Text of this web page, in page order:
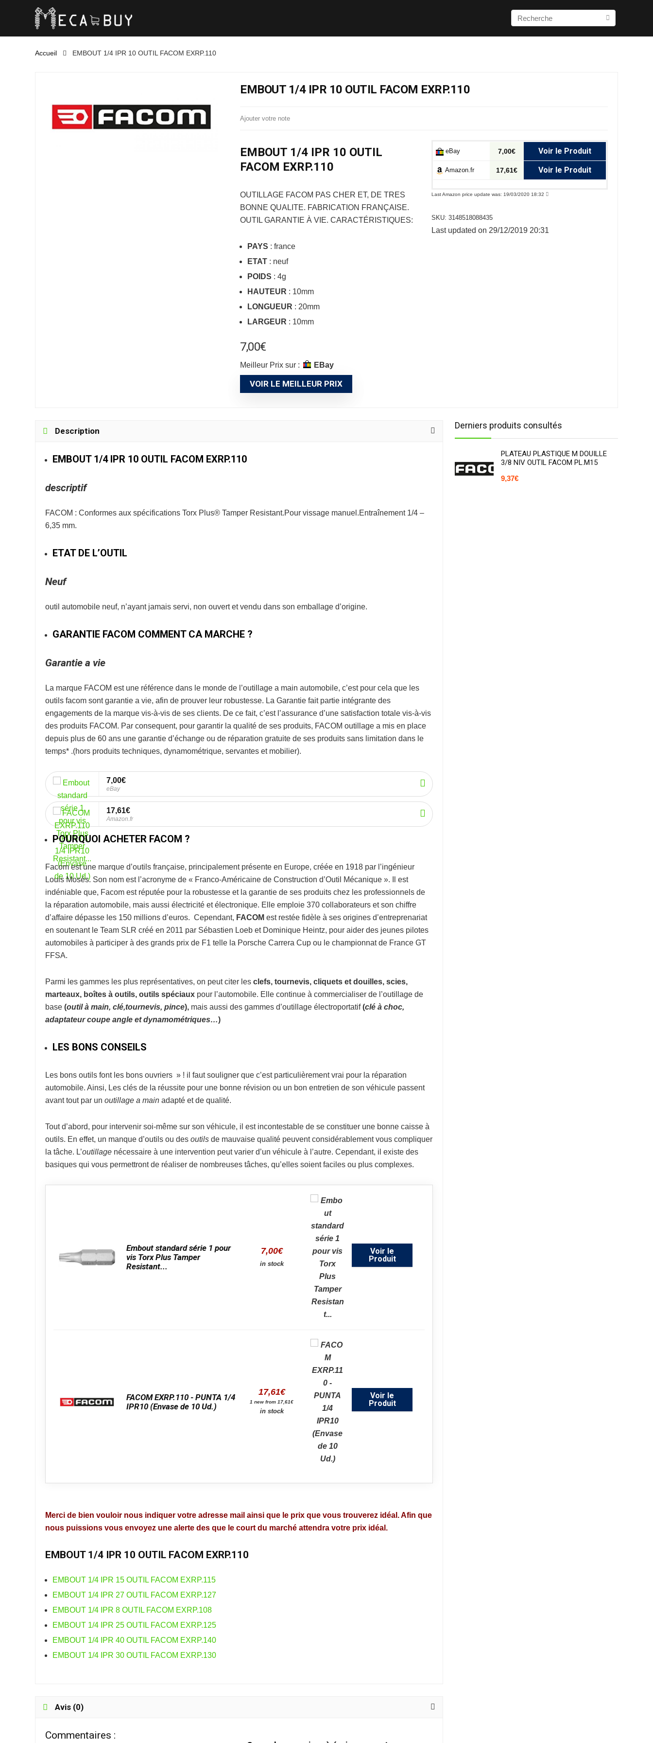
Accueil EMBOUT 1/4 IPR 10 OUTIL FACOM EXRP.110
EMBOUT 1/4 IPR 10 OUTIL FACOM EXRP.110
Ajouter votre note
EMBOUT 1/4 IPR 10 OUTIL
FACOM EXRP.110
OUTILLAGE FACOM PAS CHER ET, DE TRES
BONNE QUALITE. FABRICATION FRANÇAISE.
OUTIL GARANTIE À VIE. CARACTÉRISTIQUES:
PAYS : france
ETAT : neuf
POIDS : 4g
HAUTEUR : 10mm
LONGUEUR : 20mm
LARGEUR : 10mm
7,00€
Meilleur Prix sur : eBay
VOIR LE MEILLEUR PRIX
eBay 7,00€ Voir le Produit
Amazon.fr 17,61€ Voir le Produit
Last Amazon price update was: 19/03/2020 18:32
SKU: 3148518088435
Last updated on 29/12/2019 20:31
Description
EMBOUT 1/4 IPR 10 OUTIL FACOM EXRP.110
descriptif
FACOM : Conformes aux spécifications Torx Plus® Tamper Resistant.Pour vissage manuel.Entraînement 1/4 –
6,35 mm.
ETAT DE L’OUTIL
Neuf
outil automobile neuf, n’ayant jamais servi, non ouvert et vendu dans son emballage d’origine.
GARANTIE FACOM COMMENT CA MARCHE ?
Garantie a vie
La marque FACOM est une référence dans le monde de l’outillage a main automobile, c’est pour cela que les
outils facom sont garantie a vie, afin de prouver leur robustesse. La Garantie fait partie intégrante des
engagements de la marque vis-à-vis de ses clients. De ce fait, c’est l’assurance d’une satisfaction totale vis-à-vis
des produits FACOM. Par consequent, pour garantir la qualité de ses produits, FACOM outillage a mis en place
depuis plus de 60 ans une garantie d’échange ou de réparation gratuite de ses produits sans limitation dans le
temps* .(hors produits techniques, dynamométrique, servantes et mobilier).
7,00€
eBay
17,61€
Amazon.fr
POURQUOI ACHETER FACOM ?
Facomest une marque d’outils française, principalement présente en Europe, créée en 1918 par l’ingénieur
Louis Mosés. Son nom est l’acronyme de « Franco-Américaine de Construction d’Outil Mécanique ». Il est
indéniable que, Facom est réputée pour la robustesse et la garantie de ses produits chez les professionnels de
la réparation automobile, mais aussi électricité et électronique. Elle emploie 370 collaborateurs et son chiffre
d’affaire dépasse les 150 millions d’euros. Cependant, FACOM est restée fidèle à ses origines d’entreprenariat
en soutenant le Team SLR créé en 2011 par Sébastien Loeb et Dominique Heintz, pour aider des jeunes pilotes
automobiles à participer à des grands prix de F1 telle la Porsche Carrera Cup ou le championnat de France GT
FFSA.
Parmi les gammes les plus représentatives, on peut citer les clefs, tournevis, cliquets et douilles, scies,
marteaux, boîtes à outils, outils spéciaux pour l’automobile. Elle continue à commercialiser de l’outillage de
base (outil à main, clé,tournevis, pince), mais aussi des gammes d’outillage électroportatif (clé à choc,
adaptateur coupe angle et dynamométriques…)
LES BONS CONSEILS
Les bons outils font les bons ouvriers » ! il faut souligner que c’est particulièrement vrai pour la réparation
automobile. Ainsi, Les clés de la réussite pour une bonne révision ou un bon entretien de son véhicule passent
avant tout par un outillage a main adapté et de qualité.
Tout d’abord, pour intervenir soi-même sur son véhicule, il est incontestable de se constituer une bonne caisse à
outils. En effet, un manque d’outils ou des outils de mauvaise qualité peuvent considérablement vous compliquer
la tâche. L’outillage nécessaire à une intervention peut varier d’un véhicule à l’autre. Cependant, il existe des
basiques qui vous permettront de réaliser de nombreuses tâches, qu’elles soient faciles ou plus complexes.
Embout standard série 1 pour
vis Torx Plus Tamper
Resistant...
7,00€
in stock
Voir le
Produit
FACOM EXRP.110 - PUNTA 1/4
IPR10 (Envase de 10 Ud.)
17,61€
1 new from 17,61€
in stock
Voir le
Produit
Merci de bien vouloir nous indiquer votre adresse mail ainsi que le prix que vous trouverez idéal. Afin que
nous puissions vous envoyez une alerte des que le court du marché attendra votre prix idéal.
EMBOUT 1/4 IPR 10 OUTIL FACOM EXRP.110
EMBOUT 1/4 IPR 15 OUTIL FACOM EXRP.115
EMBOUT 1/4 IPR 27 OUTIL FACOM EXRP.127
EMBOUT 1/4 IPR 8 OUTIL FACOM EXRP.108
EMBOUT 1/4 IPR 25 OUTIL FACOM EXRP.125
EMBOUT 1/4 IPR 40 OUTIL FACOM EXRP.140
EMBOUT 1/4 IPR 30 OUTIL FACOM EXRP.130
Avis (0)
Commentaires :
Derniers produits consultés
PLATEAU PLASTIQUE M DOUILLE
3/8 NIV OUTIL FACOM PL.M15
9,37€